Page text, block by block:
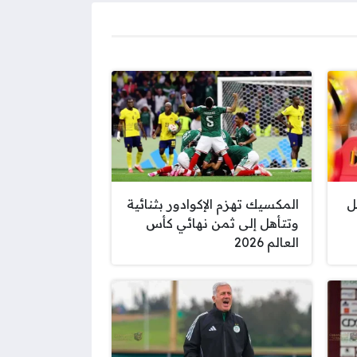
المكسيك تهزم الإكوادور بثنائية
وتتأهل إلى ثمن نهائي كأس
العالم 2026